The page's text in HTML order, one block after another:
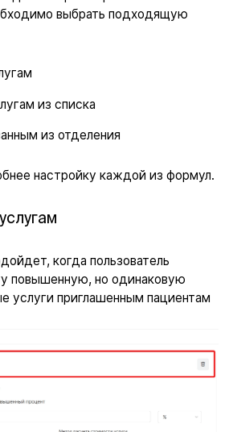
выбрать подходящую
из списка
из отделения
настройку каждой из формул.
когда пользователь
повышенную, но одинаковую
услуги приглашенным пациентам